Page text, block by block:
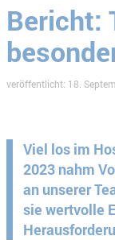
Bericht:
veröffentlicht: 18.
Viel los im
2023 nahm
an unserer
sie wertvolle